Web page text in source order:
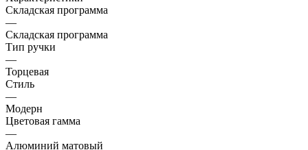
Складская программа
—
Складская программа
Тип ручки
—
Торцевая
Стиль
—
Модерн
Цветовая гамма
—
Алюминий матовый